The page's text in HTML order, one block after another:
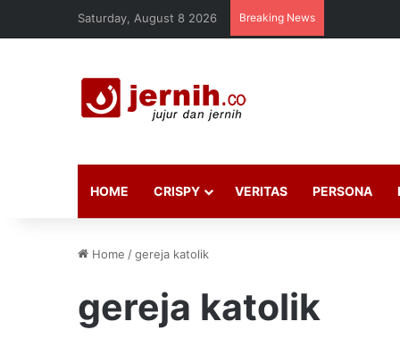
Saturday, August 8 2026 Breaking News
HOME CRISPY VERITAS PERSONA
Home /gereja katolik
gereja katolik